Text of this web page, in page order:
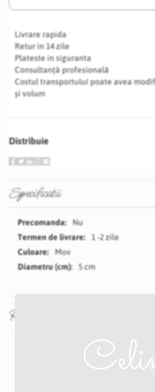
Livrare rapida
Retur in 14 zile
Plateste in siguranta
Consultanță profesională
Costul transportului poate avea
și volum
Distribuie
Specificatii
Specificatii
Nu
1 -2 zile
Mov
5 cm
Recenzii